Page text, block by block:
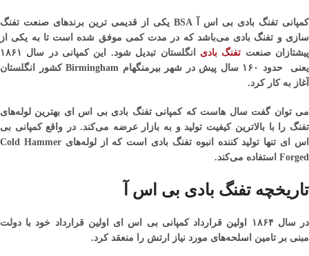
کمپانی تفنگ بادی بی اس آ BSA یکی از قدیمی ترین برندهای صنعت تفنگ
سازی و تفنگ بادی می‌باشد که در مدت کمی موفق شده است تا به یکی از
پیشتازان صنعت تفنگ بادی
انگلستان تبدیل شود. این کمپانی در سال ۱۸۶۱
یعنی حدود ۱۶۰ سال پیش در شهر بیرمنگهام Birmingham کشور انگلستان
آغاز به کار کرد.
می توان گفت سال هاست که کمپانی تفنگ بادی بی اس ای بهترین لوله‌های
تفنگ را با بالاترین کیفیت تولید و به بازار عرضه می‌کند. در واقع کمپانی بی
اس ای تنها تولید کننده انبوه تفنگ بادی است که از لوله‌های Cold Hammer
Forged استفاده می‌کند.
تاریخچه تفنگ بادی بی اس آ
در سال ۱۸۶۴ اولین قرارداد کمپانی بی اس ای اولین قرارداد خود با دولت
مبنی بر تامین اسلحه‌های مورد نیاز ارتش را منعقد کرد.